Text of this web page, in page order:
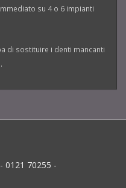
su 4 o 6 impianti
di sostituire i denti mancanti
0121 70255 -